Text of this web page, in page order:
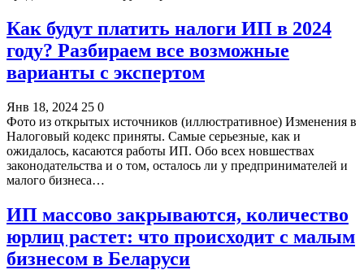
Как будут платить налоги ИП в 2024
году? Разбираем все возможные
варианты с экспертом
Янв 18, 2024 25 0
Фото из открытых источников (иллюстративное) Изменения в
Налоговый кодекс приняты. Самые серьезные, как и
ожидалось, касаются работы ИП. Обо всех новшествах
законодательства и о том, осталось ли у предпринимателей и
малого бизнеса…
ИП массово закрываются, количество
юрлиц растет: что происходит с малым
бизнесом в Беларуси